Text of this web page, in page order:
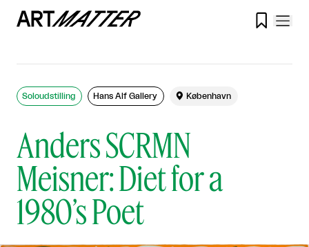

Anders SCRMN
Meisner: Diet for a
1980’s Poet
Soloudstilling Hans Alf Gallery  København